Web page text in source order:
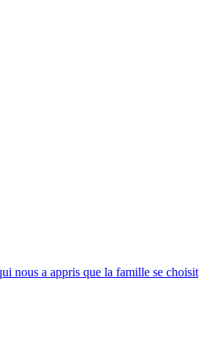
nous a appris que la famille se choisit